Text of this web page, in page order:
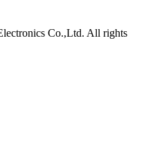
Co.,Ltd. All rights